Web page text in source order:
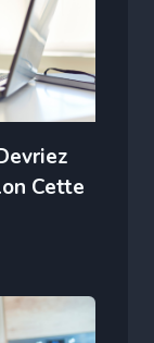
Cette